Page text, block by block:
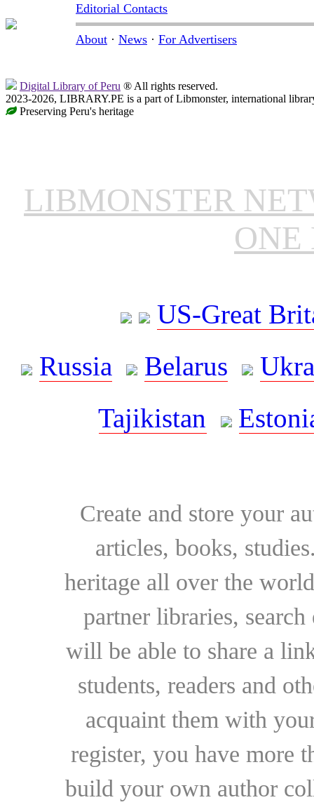
Editorial Contacts
About · News · For Advertisers
Digital Library of Peru ® All rights reserved.
2023-2026, LIBRARY.PE is a part of Libmonster, international
Preserving Peru's heritage
LIBMONSTER
ONE
US-Great
Russia
Belarus
Tajikistan
Create and store your
articles, books,
heritage all over the
partner libraries,
will be able to share a
students, readers and
acquaint them with
register, you have more
build your own author